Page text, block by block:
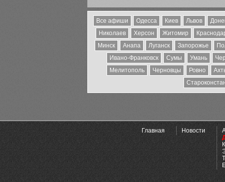
Все афиши Одесса Киев Львов
Николаев
Херсон Житомир
Минск
Анапа Луганск Запорожье
Ивано-Франковск
Сумы Умань
Мелитополь
Черновцы Ровно
Главная Новости